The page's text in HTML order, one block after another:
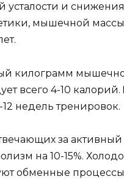
и снижения
мышечной
килограмм
всего 4-10 калорий.
недель тренировок.
за
на 10-15%.
обменные